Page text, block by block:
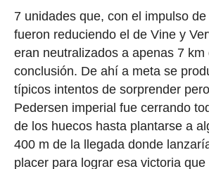
7 unidades que, con el impulso
fueron reduciendo el de Vine y
eran neutralizados a apenas 7 km
conclusión. De ahí a meta se
típicos intentos de sorprender
Pedersen imperial fue cerrando
de los huecos hasta plantarse a
400 m de la llegada donde
placer para lograr esa victoria